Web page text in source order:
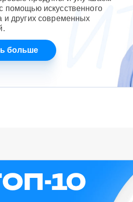
помощью искусственного
и других современных
больше